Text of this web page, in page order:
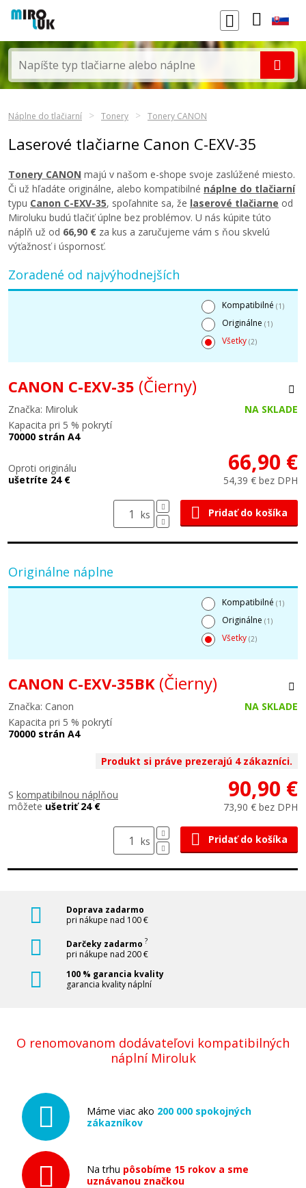
Náplne do tlačiarní Tonery Tonery CANON
Laserové tlačiarne Canon C-EXV-35
Tonery CANON majú v našom e-shope svoje zaslúžené miesto.
Či už hľadáte originálne, alebo kompatibilné náplne do tlačiarní
typu Canon C-EXV-35, spoľahnite sa, že laserové tlačiarne od
Miroluku budú tlačiť úplne bez problémov. U nás kúpite túto
náplň už od 66,90 € za kus a zaručujeme vám s ňou skvelú
výťažnosť i úspornosť.
Zoradené od najvýhodnejších
Kompatibilné (1)
Originálne (1)
Všetky (2)
CANON C-EXV-35 (Čierny)
Značka: Miroluk
NA SKLADE
Kapacita pri 5 % pokrytí
70000 strán A4
Oproti originálu
ušetríte 24 €
66,90 €
54,39 € bez DPH
ks Pridať do košíka
Originálne náplne
Kompatibilné (1)
Originálne (1)
Všetky (2)
CANON C-EXV-35BK (Čierny)
Značka: Canon
NA SKLADE
Kapacita pri 5 % pokrytí
70000 strán A4
Produkt si práve prezerajú 4 zákazníci.
S kompatibilnou náplňou
môžete ušetriť 24 €
90,90 €
73,90 € bez DPH
ks Pridať do košíka
Doprava zadarmo
pri nákupe nad 100 €
Darčeky zadarmo ?
pri nákupe nad 200 €
100 % garancia kvality
garancia kvality náplní
O renomovanom dodávateľovi kompatibilných
náplní Miroluk
Máme viac ako 200 000 spokojných
zákazníkov
Na trhu pôsobíme 15 rokov a sme
uznávanou značkou